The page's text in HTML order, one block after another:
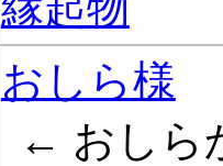
おしら様
← おしら